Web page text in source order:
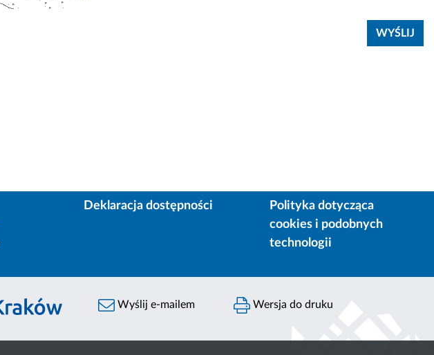
Deklaracja dostępności
Polityka dotycząca
cookies i podobnych
technologii
Wyślij e-mailem Wersja do druku